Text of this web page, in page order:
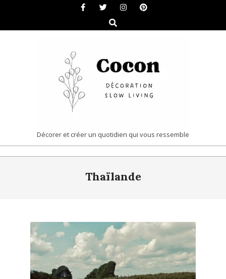
content
Search
COCON
|
DÉCORATION
LIVING
Décorer et créer un quotidien qui vous ressemble
Thaïlande